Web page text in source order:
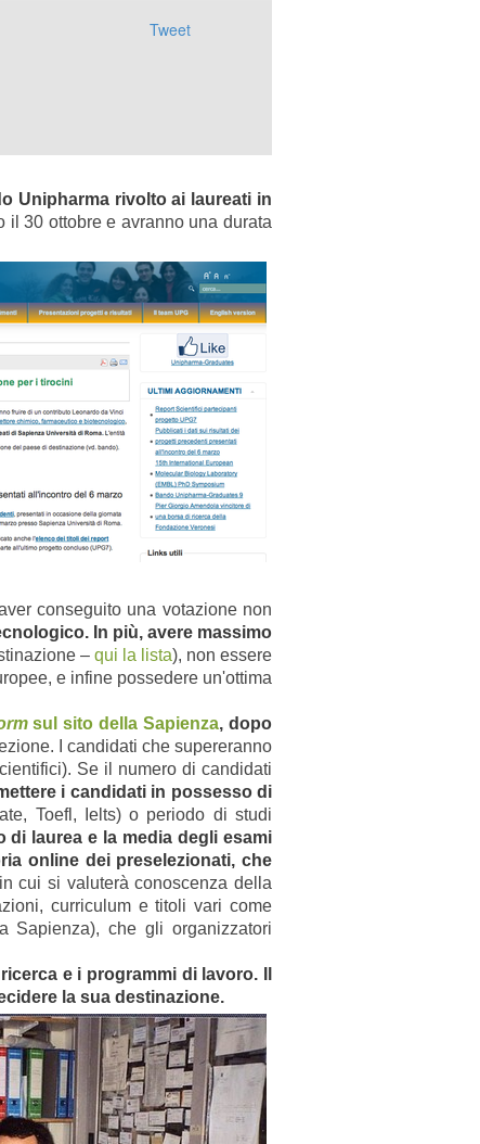
Tweet
Unipharma rivolto ai laureati in
il 30 ottobre e avranno una durata
conseguito una votazione non
In più, avere massimo
– qui la lista), non essere
e infine possedere un'ottima
sul sito della Sapienza, dopo
I candidati che supereranno
Se il numero di candidati
i candidati in possesso di
Toefl, Ielts) o periodo di studi
di laurea e la media degli esami
online dei preselezionati, che
cui si valuterà conoscenza della
curriculum e titoli vari come
Sapienza), che gli organizzatori
e i programmi di lavoro. Il
la sua destinazione.